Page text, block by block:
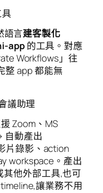
語言建客製化
app的工具。對應
Workflows」往
整 app 都能無
議助理
Zoom、MS
自動產出
片錄影、action
workspace。產出
其他外部工具,也可
讓業務不用